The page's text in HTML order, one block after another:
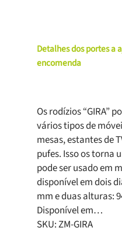
Detalhes dos portes a
encomenda
Os rodízios “GIRA”
vários tipos de
mesas, estantes de
pufes. Isso os torna
pode ser usado em
disponível em dois
mm e duas alturas:
Disponível em…
SKU:ZM-GIRA